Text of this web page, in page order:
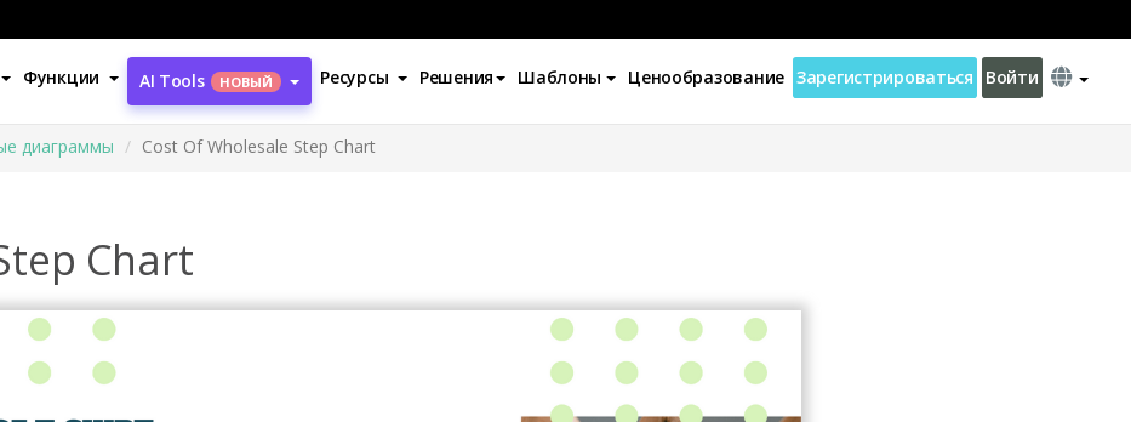
Функции AI Tools НОВЫЙ Ресурсы Решения Шаблоны Ценообразование Зарегистрироваться Войти
диаграммы Cost Of Wholesale Step Chart
Chart